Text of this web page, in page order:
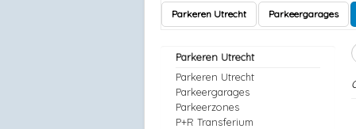
Parkeren Utrecht Parkeergarages
Parkeren Utrecht
Parkeren Utrecht
Parkeergarages
Parkeerzones
P+R Transferium